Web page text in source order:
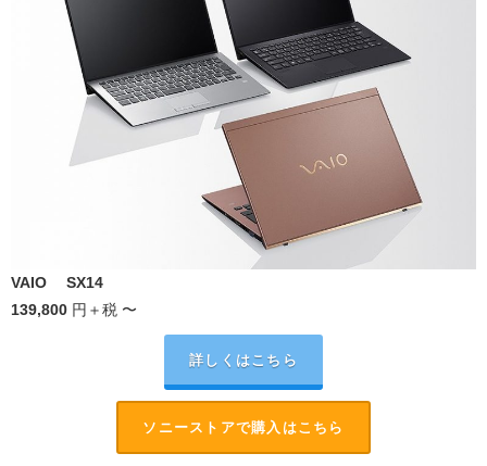
VAIO
SX14
139,800 円 ＋税 〜
詳しくはこちら
ソニーストアで購入はこちら